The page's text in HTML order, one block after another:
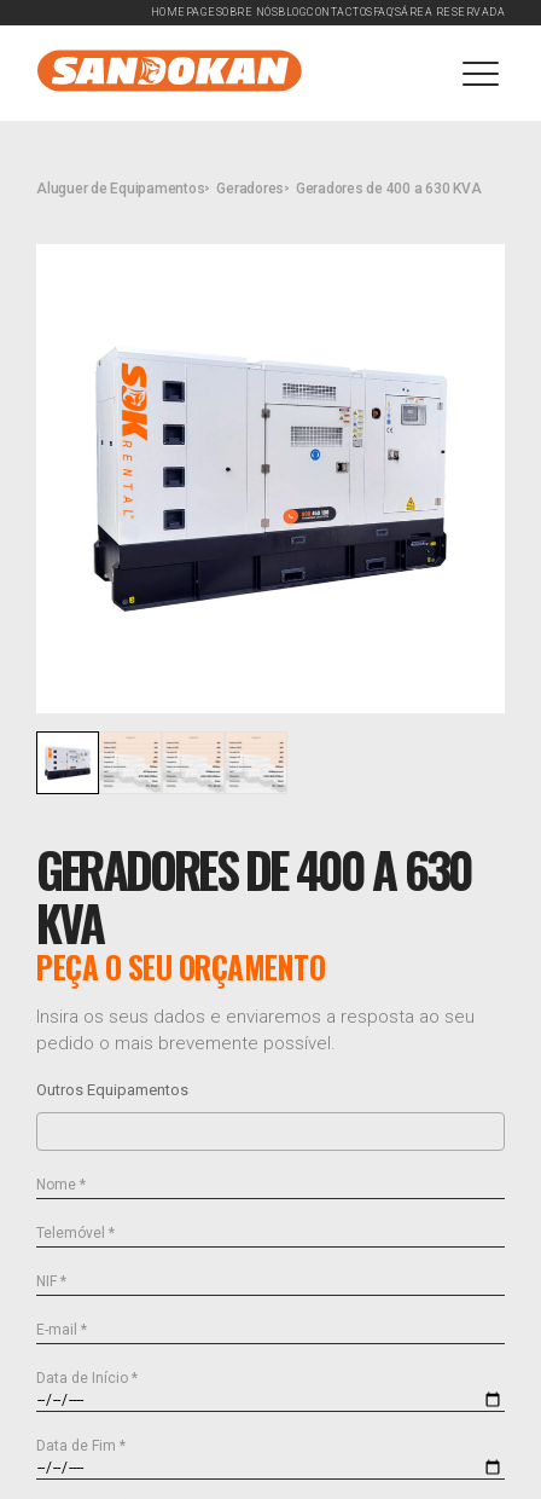
HOMEPAGE SOBRE NÓSBLOGCONTACTOS FAQ'SÁREA RESERVADA
Aluguer de Equipamentos Geradores Geradores de 400 a 630 KVA
GERADORES DE 400 A 630
KVA
PEÇA O SEU ORÇAMENTO
Insira os seus dados e enviaremos a resposta ao seu
pedido o mais brevemente possível.
Outros Equipamentos
Nome *
Telemóvel *
NIF *
E-mail *
Data de Início *
Data de Fim *